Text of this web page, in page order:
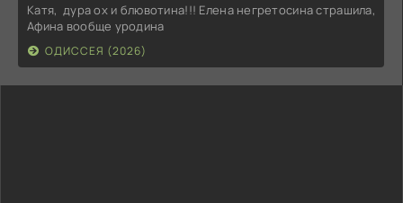
Катя, дура ох и блювотина!!! Елена негретосина страшила,
Афина вообще уродина
ОДИССЕЯ (2026)